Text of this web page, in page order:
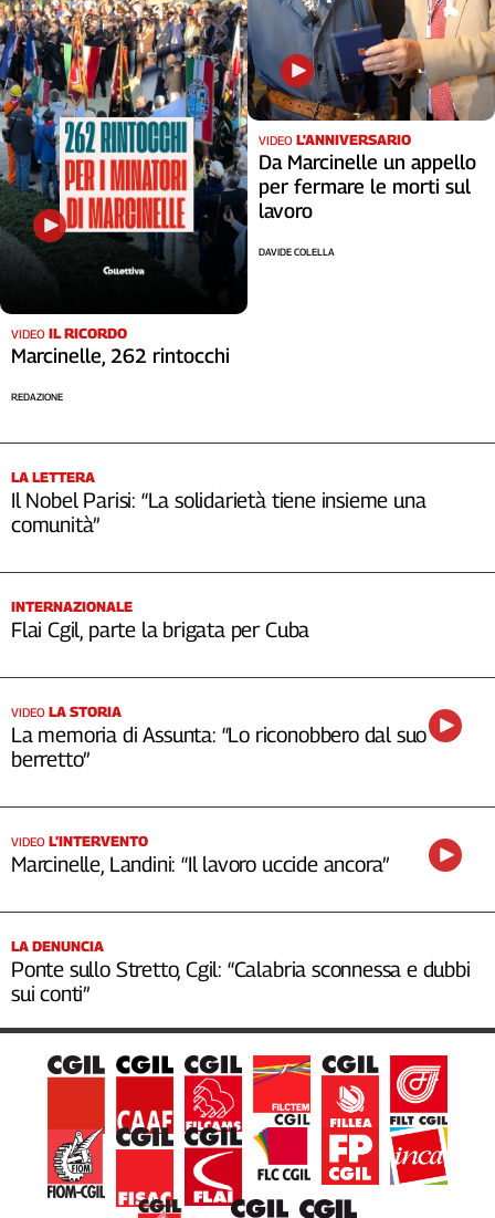
VIDEO IL RICORDO
Marcinelle, 262 rintocchi
REDAZIONE
VIDEO L'ANNIVERSARIO
Da Marcinelle un appello
per fermare le morti sul
lavoro
DAVIDE COLELLA
LA LETTERA
Il Nobel Parisi: “La solidarietà tiene insieme una
comunità”
INTERNAZIONALE
Flai Cgil, parte la brigata per Cuba
VIDEO LA STORIA
La memoria di Assunta: “Lo riconobbero dal suo
berretto”
VIDEO L’INTERVENTO
Marcinelle, Landini: “Il lavoro uccide ancora”
LA DENUNCIA
Ponte sullo Stretto, Cgil: “Calabria sconnessa e dubbi
sui conti”